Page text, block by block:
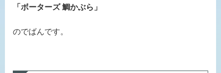
「ボーターズ 鯛かぶら」
のでばんです。